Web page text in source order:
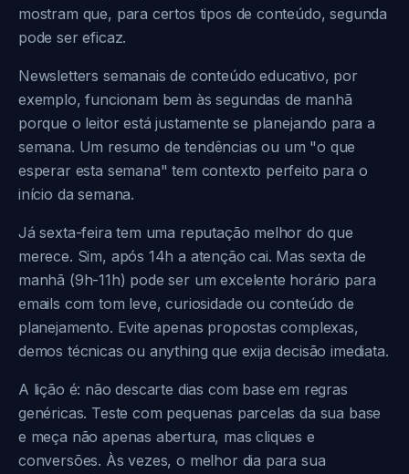
mostram que, para certos tipos de conteúdo, segunda
pode ser eficaz.
Newsletters semanais de conteúdo educativo, por
exemplo, funcionam bem às segundas de manhã
porque o leitor está justamente se planejando para a
semana. Um resumo de tendências ou um "o que
esperar esta semana" tem contexto perfeito para o
início da semana.
Já sexta-feira tem uma reputação melhor do que
merece. Sim, após 14h a atenção cai. Mas sexta de
manhã (9h-11h) pode ser um excelente horário para
emails com tom leve, curiosidade ou conteúdo de
planejamento. Evite apenas propostas complexas,
demos técnicas ou anything que exija decisão imediata.
A lição é: não descarte dias com base em regras
genéricas. Teste com pequenas parcelas da sua base
e meça não apenas abertura, mas cliques e
conversões. Às vezes, o melhor dia para sua